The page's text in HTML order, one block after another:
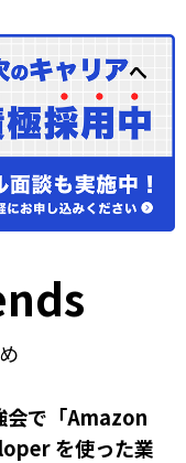
会で「Amazon
を使った業